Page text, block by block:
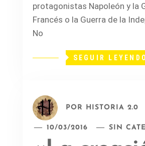
protagonistas Napoleón y la
Francés o la Guerra de la
No
SEGUIR
POR HISTORIA 2.0
10/03/2016 SIN